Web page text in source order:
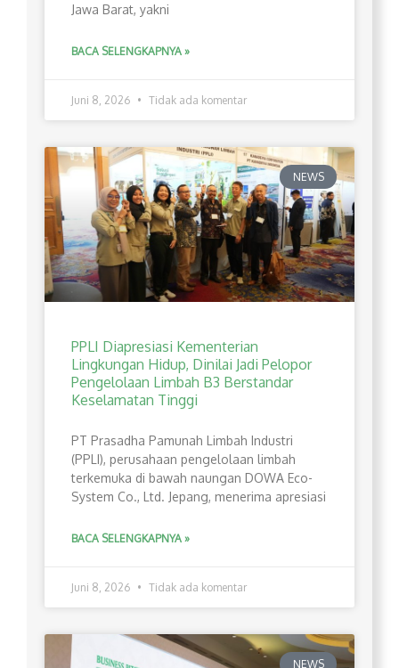
Jawa Barat, yakni
BACA SELENGKAPNYA »
Juni 8, 2026 Tidak ada komentar
NEWS
PPLI Diapresiasi Kementerian
Lingkungan Hidup, Dinilai Jadi Pelopor
Pengelolaan Limbah B3 Berstandar
Keselamatan Tinggi
PT Prasadha Pamunah Limbah Industri
(PPLI), perusahaan pengelolaan limbah
terkemuka di bawah naungan DOWA Eco-
System Co., Ltd. Jepang, menerima apresiasi
BACA SELENGKAPNYA »
Juni 8, 2026 Tidak ada komentar
NEWS